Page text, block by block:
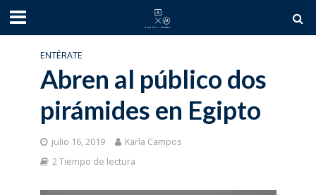
ENTÉRATE
Abren al público dos
pirámides en Egipto
julio 16, 2019
Karla Campos
2 Tiempo de lectura